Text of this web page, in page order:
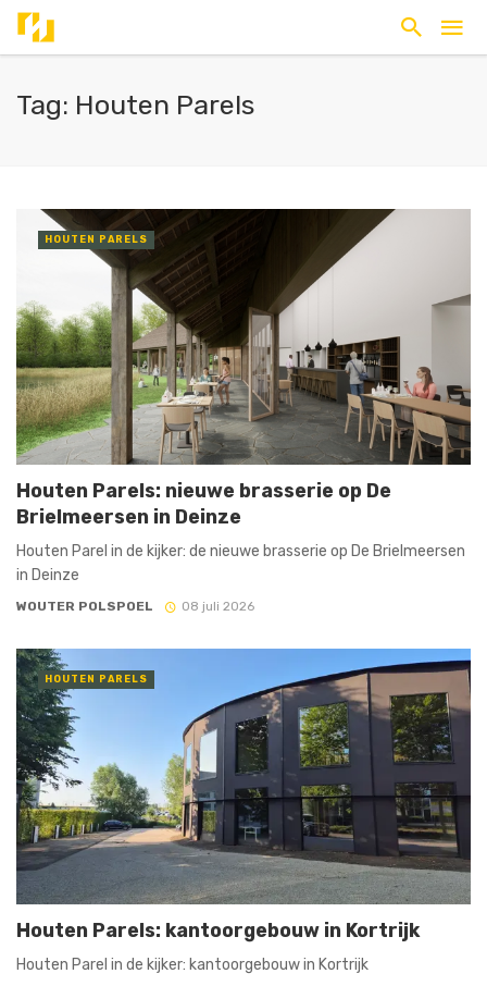
Tag: Houten Parels
HOUTEN PARELS
Houten Parels: nieuwe brasserie op De
Brielmeersen in Deinze
Houten Parel in de kijker: de nieuwe brasserie op De Brielmeersen
in Deinze
WOUTER POLSPOEL 08 juli 2026
HOUTEN PARELS
Houten Parels: kantoorgebouw in Kortrijk
Houten Parel in de kijker: kantoorgebouw in Kortrijk